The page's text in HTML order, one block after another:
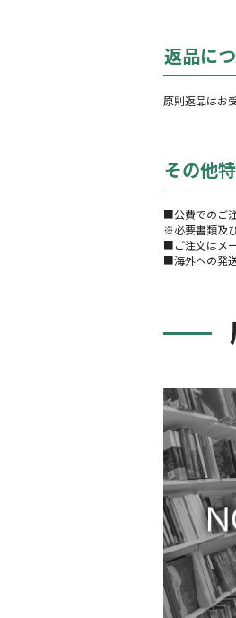
返品に
原則返品はお
その他
■公費でのご
※必要書類及
■ご注文はメ
■海外への発